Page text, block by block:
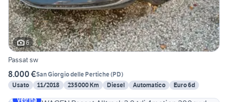
6
Passat sw
8.000 €San Giorgio delle Pertiche(PD)
Usato
11/2018 235000 Km Diesel Automatico
Euro 6d
Vetrina